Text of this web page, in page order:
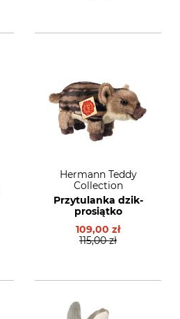
Hermann Teddy
Collection
Przytulanka dzik-
prosiątko
109,00 zł
115,00 zł